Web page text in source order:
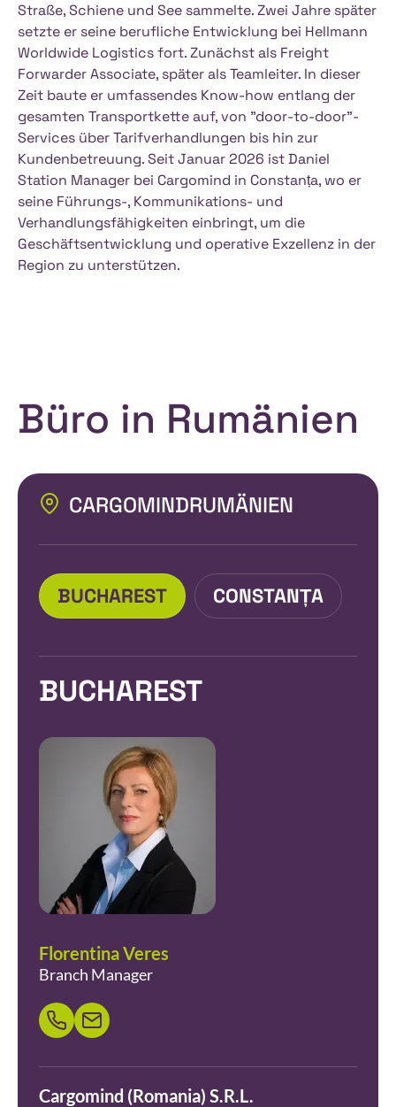
Straße, Schiene und See sammelte. Zwei Jahre später
setzte er seine berufliche Entwicklung bei Hellmann
Worldwide Logistics fort. Zunächst als Freight
Forwarder Associate, später als Teamleiter. In dieser
Zeit baute er umfassendes Know-how entlang der
gesamten Transportkette auf, von "door-to-door"-
Services über Tarifverhandlungen bis hin zur
Kundenbetreuung. Seit Januar 2026 ist Daniel
Station Manager bei Cargomind in Constanța, wo er
seine Führungs-, Kommunikations- und
Verhandlungsfähigkeiten einbringt, um die
Geschäftsentwicklung und operative Exzellenz in der
Region zu unterstützen.
Büro in Rumänien
CARGOMINDRUMÄNIEN
BUCHAREST CONSTANȚA
BUCHAREST
Florentina Veres
Branch Manager
Cargomind (Romania) S.R.L.